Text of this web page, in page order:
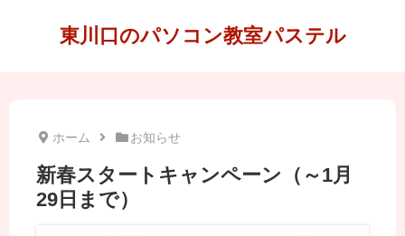
東川口のパソコン教室パステル
ホーム お知らせ
新春スタートキャンペーン（～1月
29日まで）